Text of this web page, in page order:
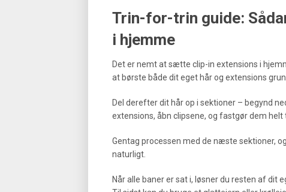
Trin-for-trin guide:
i hjemme
Det er nemt at sætte clip-in extensions i
at børste både dit eget hår og extensions
Del derefter dit hår op i sektioner – begynd
extensions, åbn clipsene, og fastgør dem
Gentag processen med de næste sektioner,
naturligt.
Når alle baner er sat i, løsner du resten af dit